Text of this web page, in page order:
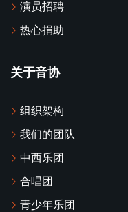
演员招聘
热心捐助
关于音协
组织架构
我们的团队
中西乐团
合唱团
青少年乐团